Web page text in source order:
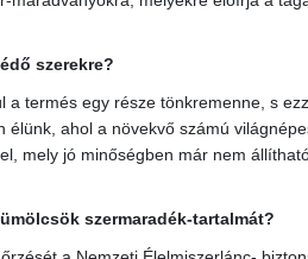
szerekre?
a termés egy része tönkremenne, s
élünk, ahol a növekvő számú
mely jó minőségben már nem
szermaradék-tartalmát?